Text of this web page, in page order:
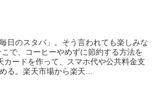
日のスタバ」。そう言われても楽しみな
で、コーヒーやめずに節約する方法を
カードを作って、スマホ代や公共料金支
る。楽天市場から楽天...